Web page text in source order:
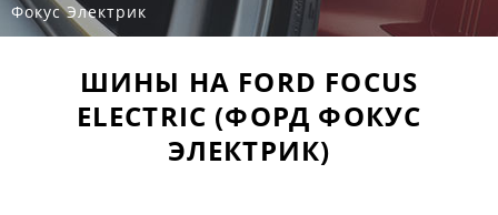
Фокус Электрик
ШИНЫ НА FORD FOCUS
ELECTRIC (ФОРД ФОКУС
ЭЛЕКТРИК)